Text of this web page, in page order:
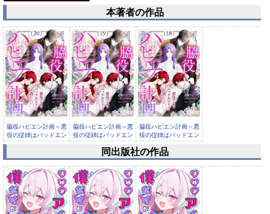
本著者の作品
脇役ハピエン計画～悪
役の従姉はバッドエン
ドから逃...
脇役ハピエン計画～悪
役の従姉はバッドエン
ドから逃...
脇役ハピエン計画～悪
役の従姉はバッドエン
ドから逃...
同出版社の作品